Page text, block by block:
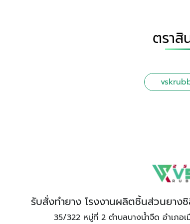
ตราสิ
รับสั่งทำยาง โรงงานผลิตชิ้นส่วนยา
35/322 หมู่ที่ 2 ตำบลบางน้ำจืด อำเภอ